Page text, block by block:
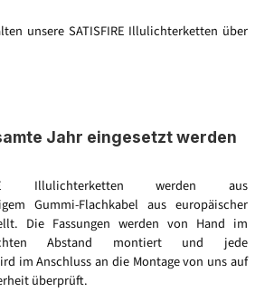
unsere SATISFIRE Illulichterketten über
Jahr eingesetzt werden
Illulichterketten werden aus
Gummi-Flachkabel aus europäischer
Die Fassungen werden von Hand im
Abstand montiert und jede
im Anschluss an die Montage von uns auf
überprüft.